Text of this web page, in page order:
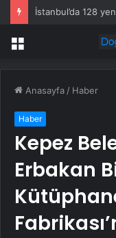
İstanbul’da 128
Menü
Anasayfa / Haber
Haber
Kepez
Erbakan